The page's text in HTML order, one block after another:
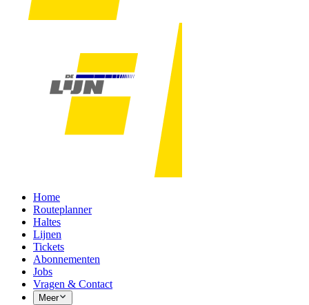
Home
Routeplanner
Haltes
Lijnen
Tickets
Abonnementen
Jobs
Vragen & Contact
Meer